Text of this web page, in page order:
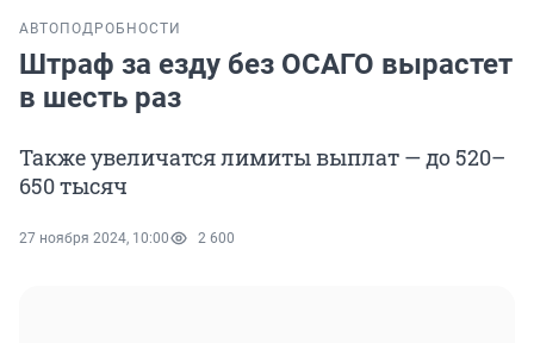
АВТО ПОДРОБНОСТИ
Штраф за езду без ОСАГО вырастет
в шесть раз
Также увеличатся лимиты выплат — до 520–
650 тысяч
27 ноября 2024, 10:00 2 600